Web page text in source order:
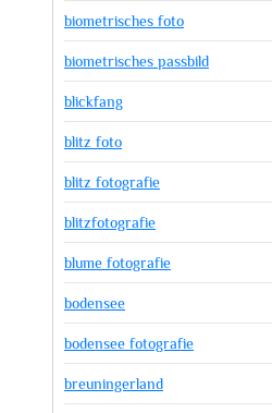
biometrisches foto
biometrisches passbild
blickfang
blitz foto
blitz fotografie
blitzfotografie
blume fotografie
bodensee
bodensee fotografie
breuningerland